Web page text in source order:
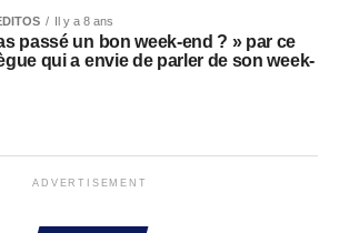
Il y a 8 ans
passé un bon week-end ? » par ce
qui a envie de parler de son week-
ADVERTISEMENT